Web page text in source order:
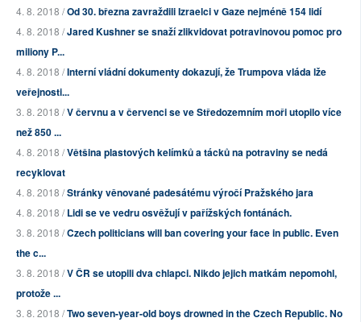
4. 8. 2018 /Od 30. března zavraždili Izraelci v Gaze nejméně 154 lidí
4. 8. 2018 /Jared Kushner se snaží zlikvidovat potravinovou pomoc pro
miliony P...
4. 8. 2018 /Interní vládní dokumenty dokazují, že Trumpova vláda lže
veřejnosti...
3. 8. 2018 /V červnu a v červenci se ve Středozemním moři utopilo více
než 850 ...
4. 8. 2018 /Většina plastových kelímků a tácků na potraviny se nedá
recyklovat
4. 8. 2018 /Stránky věnované padesátému výročí Pražského jara
4. 8. 2018 /Lidi se ve vedru osvěžují v pařížských fontánách.
3. 8. 2018 /Czech politicians will ban covering your face in public. Even
the c...
3. 8. 2018 /V ČR se utopili dva chlapci. Nikdo jejich matkám nepomohl,
protože ...
3. 8. 2018 /Two seven-year-old boys drowned in the Czech Republic. No